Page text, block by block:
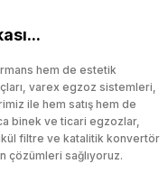
hem de estetik
varex egzoz sistemleri,
ile hem satış hem de
binek ve ticari egzozlar,
filtre ve katalitik konvertör
çözümleri sağlıyoruz.